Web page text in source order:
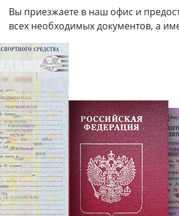
Вы приезжаете в наш офис и
всех необходимых документов, а